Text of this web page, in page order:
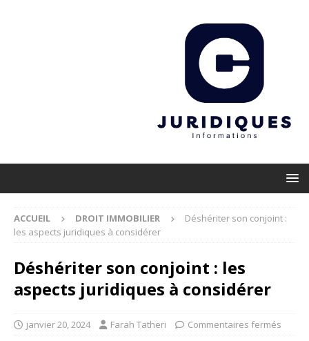
ACCUEIL DROIT IMMOBILIER
Déshériter son conjoint :
les aspects juridiques à considérer
Déshériter son conjoint : les
aspects juridiques à considérer
janvier 20, 2024 Farah Tatheri Commentaires fermés